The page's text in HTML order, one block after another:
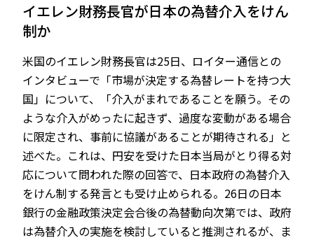
JP EN
イエレン財務長官が日本の為替介入をけん
制か
米国のイエレン財務長官は25日、ロイター通信との
インタビューで「市場が決定する為替レートを持つ大
国」について、「介入がまれであることを願う。その
ような介入がめったに起きず、過度な変動がある場合
に限定され、事前に協議があることが期待される」と
述べた。これは、円安を受けた日本当局がとり得る対
応について問われた際の回答で、日本政府の為替介入
をけん制する発言とも受け止められる。26日の日本
銀行の金融政策決定会合後の為替動向次第では、政府
は為替介入の実施を検討していると推測されるが、ま